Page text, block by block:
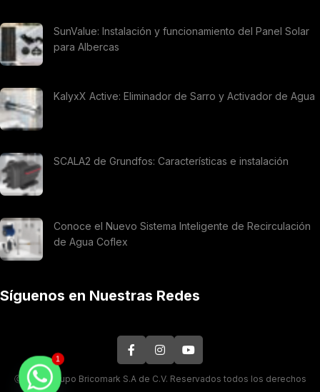
SunValue: Instalación y funcionamiento del Panel Solar
para Albercas
KalyxX Active: Eliminador de Sarro y Activador de Agua
SCALA2 de Grundfos: Características e instalación
Conoce el Nuevo Sistema Inteligente de Recirculación
de Agua Coflex
Síguenos en Nuestras Redes
Ⓒ 2026. Grupo Bricomark S.A de C.V. Reservados todos los derechos
1